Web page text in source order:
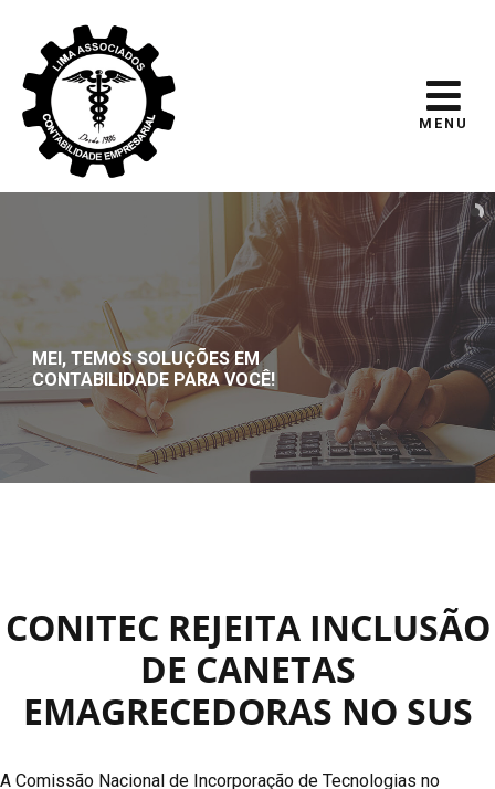
MENU
MEI, TEMOS SOLUÇÕES EM
CONTABILIDADE PARA VOCÊ!
CONITEC REJEITA INCLUSÃO
DE CANETAS
EMAGRECEDORAS NO SUS
A Comissão Nacional de Incorporação de Tecnologias no